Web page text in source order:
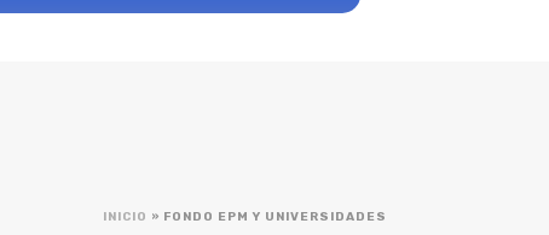
INICIO » FONDO EPM Y UNIVERSIDADES